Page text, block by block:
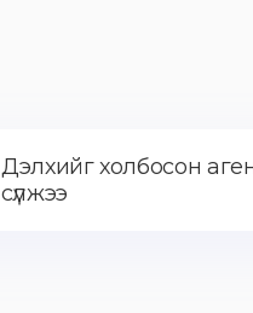
Дэлхийг холбосон
сүлжээ